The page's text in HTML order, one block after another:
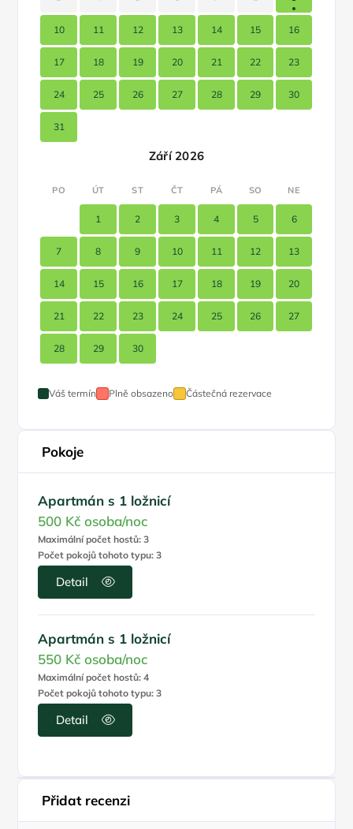
10 11 12 13 14 15 16
17 18 19 20 21 22 23
24 25 26 27 28 29 30
31
Září 2026
PO ÚT ST ČT PÁ SO NE
1 2 3 4 5 6
7 8 9 10 11 12 13
14 15 16 17 18 19 20
21 22 23 24 25 26 27
28 29 30
Váš termín Plně obsazeno Částečná rezervace
Pokoje
Apartmán s 1 ložnicí
500 Kčosoba/noc
Maximální počet hostů: 3
Počet pokojů tohoto typu: 3
Detail
Apartmán s 1 ložnicí
550 Kčosoba/noc
Maximální počet hostů: 4
Počet pokojů tohoto typu: 3
Detail
Přidat recenzi